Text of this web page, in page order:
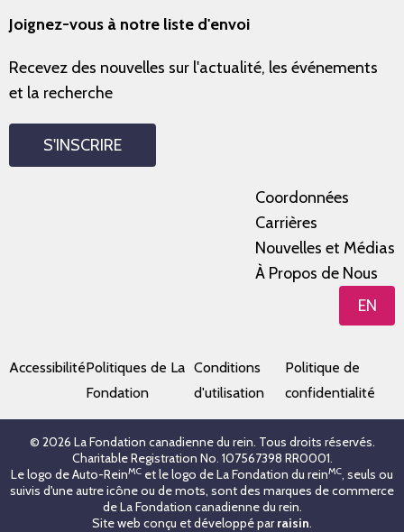
Joignez-vous à notre liste d'envoi
Recevez des nouvelles sur l'actualité, les événements
et la recherche
S'INSCRIRE
Coordonnées
Carrières
Nouvelles et Médias
À Propos de Nous
EN
AccessibilitéPolitiques de La
Fondation
Conditions
d'utilisation
Politique de
confidentialité
© 2026 La Fondation canadienne du rein. Tous droits réservés.
Charitable Registration No. 107567398 RR0001.
Le logo de Auto-ReinMC et le logo de La Fondation du reinMC, seuls ou
suivis d'une autre icône ou de mots, sont des marques de commerce
de La Fondation canadienne du rein.
Site web conçu et développé parraisin.